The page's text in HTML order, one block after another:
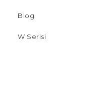
Blog
W Serisi